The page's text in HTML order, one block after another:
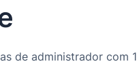
de administrador com 1